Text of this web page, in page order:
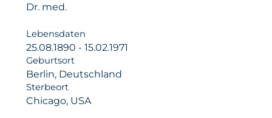
Dr. med.
Lebensdaten
25.08.1890 - 15.02.1971
Geburtsort
Berlin, Deutschland
Sterbeort
Chicago, USA